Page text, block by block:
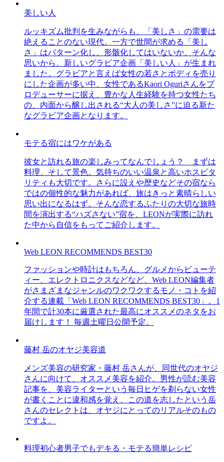
美しい人
ルッキズム批判を生みながらも、「美しさ」の需要は
絶えることのない現代。一方で世間が求める「美し
さ」はパターン化し、形骸化してはいないか、そんな
思いから、新しいグラビア企画「美しい人」が生まれ
ました。グラビアと言えば女性の若さとボディを売り
にした企画が多い中、女性であるKaori Oguriさんをプ
ロデューサーに据え、豊かな人生経験を持つ女性たち
の、内面から醸し出される“大人の美しさ”に迫る新た
なグラビア企画となります。
モテる宿にはワケがある
彼女と訪れる旅の楽しみってなんでしょう？ まずは
料理、そして景色。気持ちのいい温泉と高いホスピタ
リティも大切です。さらに設えや歴史などその宿なら
ではの個性的な魅力があれば、旅はきっと素晴らしい
思い出になるはず。そんな恋するふたりの大切な旅時
間を演出する“ハズさない”宿を、LEONが実際に訪れ
た中から自信をもってご紹介します。
Web LEON RECOMMENDS BEST30
ファッションや時計はもちろん、グルメからビューテ
ィー、エレクトロニクスなどなど、Web LEON編集者
がさまざまなジャンルのワクワクするモノ・コトを紹
介する連載「Web LEON RECOMMENDS BEST30」。1
年間で計30本に厳選された最高にオススメのネタをお
届けします！ 毎週土曜日公開予定。
藤村 岳のオヤジ美容道
メンズ美容の研究家・藤村 岳さんが、同世代のオヤジ
さんに向けて、オススメ美容を紹介。男性が読む美容
記事を、美容ライターという毎日ヒゲを剃らない女性
が書くことに違和感を覚え、この道を志したという岳
さんのセレクトは、オヤジにとってのリアルそのもの
ですよ。
料理初心者男子でもデキる・モテる簡単レシピ